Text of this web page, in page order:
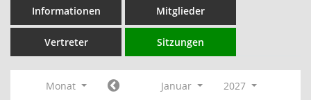
Informationen Mitglieder
Vertreter Sitzungen
Monat Januar
2027